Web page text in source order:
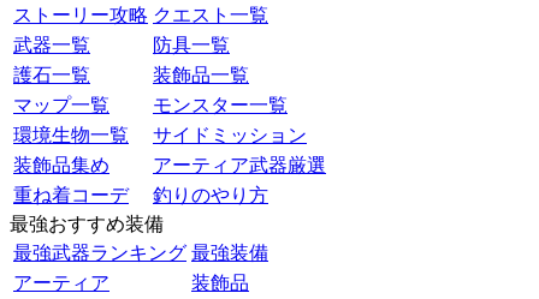
ストーリー攻略 クエスト一覧
武器一覧
防具一覧
護石一覧
装飾品一覧
マップ一覧
モンスター一覧
環境生物一覧
サイドミッション
装飾品集め
アーティア武器厳選
重ね着コーデ
釣りのやり方
最強おすすめ装備
最強武器ランキング 最強装備
アーティア
装飾品